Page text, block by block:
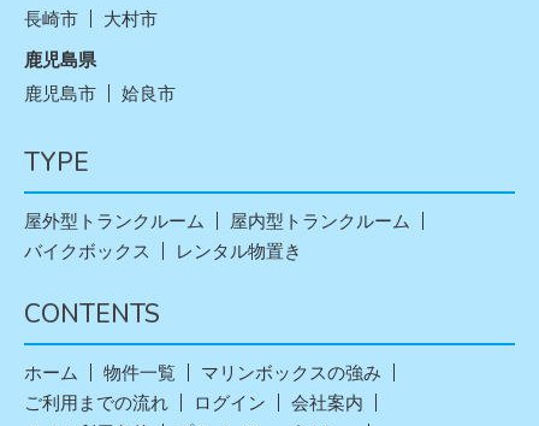
長崎市
大村市
鹿児島県
鹿児島市
姶良市
TYPE
屋外型トランクルーム
屋内型トランクルーム
バイクボックス
レンタル物置き
CONTENTS
ホーム 物件一覧
マリンボックスの強み
ご利用までの流れ
ログイン
会社案内